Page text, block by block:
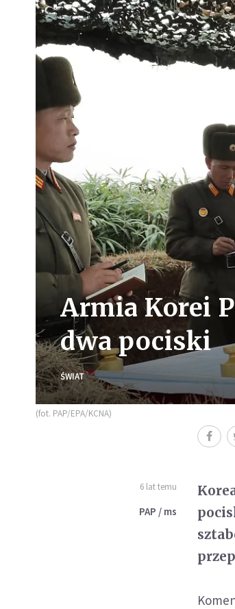
Armia Korei
dwa pociski
ŚWIAT
(fot. PAP/EPA/KCNA)
6 lat temu
PAP / ms